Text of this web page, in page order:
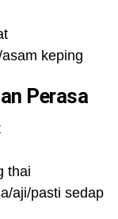
keping
Perasa
thai
aji/pasti sedap